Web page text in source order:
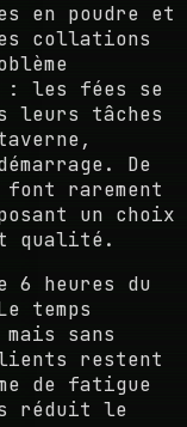
en poudre et
collations
: les fées se
leurs tâches
De
rarement
un choix
qualité.
heures du
temps
sans
restent
de fatigue
réduit le